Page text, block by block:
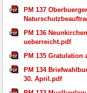
PM 137
PM 136
ueberreicht.pdf
PM 135 Gratulation
PM 134
30. April.pdf